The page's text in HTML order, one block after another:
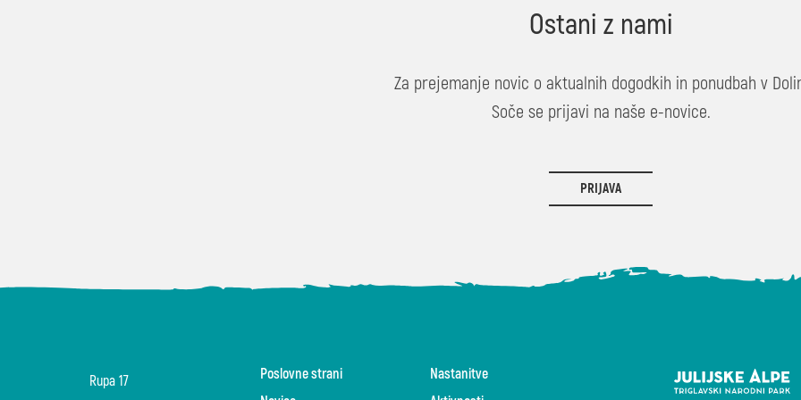
Ostani z nami
Za prejemanje novic o aktualnih dogodkih in ponudbah v
Soče se prijavi na naše e-novice.
PRIJAVA
Rupa 17
Poslovne strani
Nastanitve